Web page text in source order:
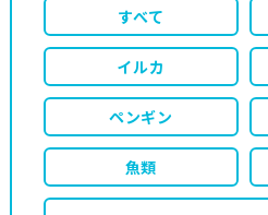
すべて
イルカ
ペンギン
魚類